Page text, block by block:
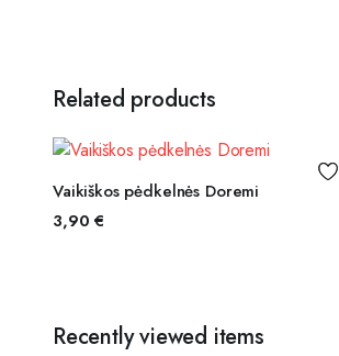
Related products
PASIRINKTI SAVYBES
Vaikiškos pėdkelnės Doremi
3,90€
Recently viewed items